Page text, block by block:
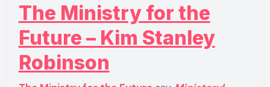
The Ministry for the
Future – Kim Stanley
Robinson